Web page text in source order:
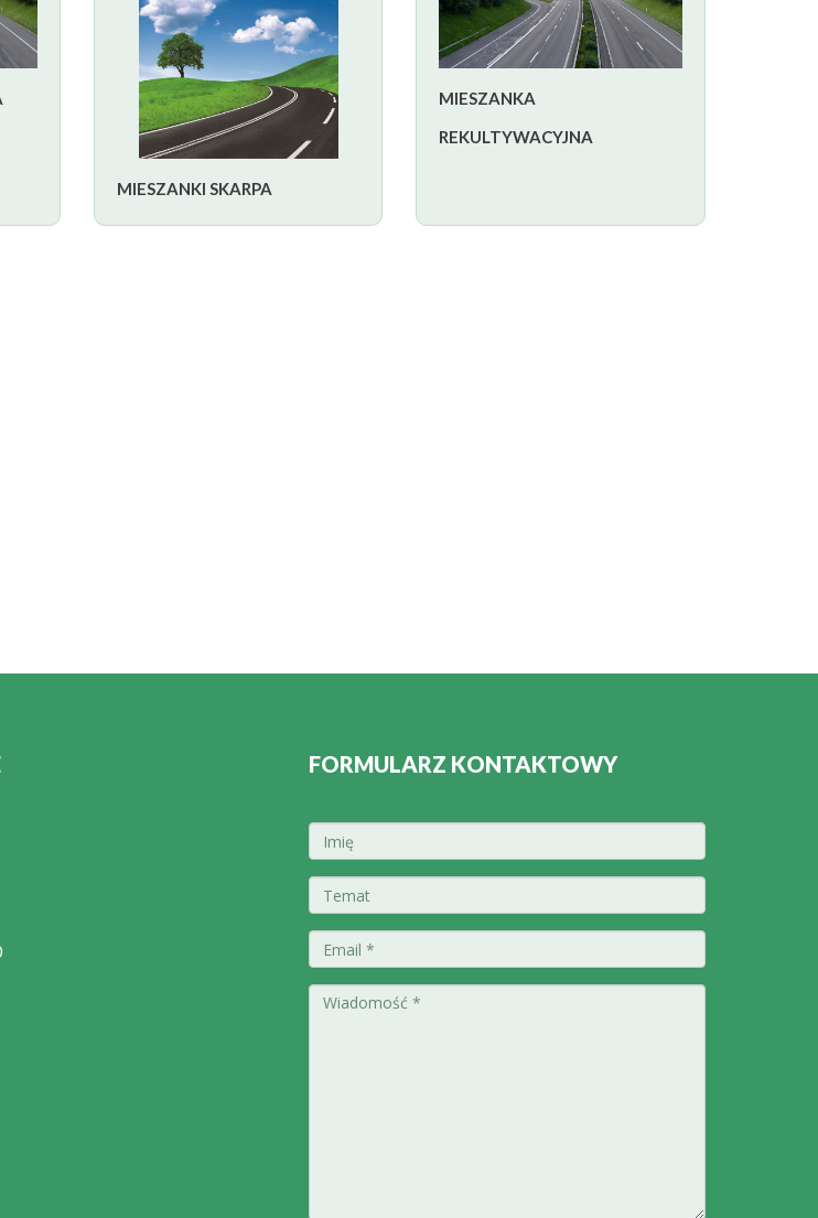
MIESZANKI SKARPA
MIESZANKA
REKULTYWACYJNA
FORMULARZ KONTAKTOWY